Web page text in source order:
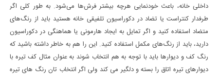
داخلی خانه، باعث خودنمایی هرچه بیشتر فرش‌ها می‌شود. به طور کلی اگر
طرفدار کنتراست یا تضاد در دکوراسیون تلفیقی خانه هستید باید از رنگ‌های
متضاد استفاده کنید و اگر تمایل به ایجاد هارمونی یا هماهنگی در دکوراسیون
دارید، باید از رنگ‌های مکمل استفاده کنید. این را هم به خاطر داشته باشید که
رنگ کف و دیوارها باید با توجه به هم انتخاب شوند به عنوان مثال کف تیره با
دیوارهای تیره اتاق را بسته و دلگیر می کند ولی اگر انتخاب تان رنگ های تیره